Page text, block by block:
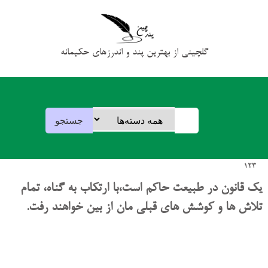
گلچینی از بهترین پند و اندرزهای حکیمانه
123
یک قانون در طبیعت حاکم است،با ارتکاب به گناه، تمام
تلاش ها و کوشش های قبلی مان از بین خواهند رفت.